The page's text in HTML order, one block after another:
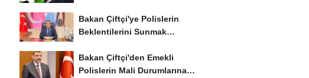
Bakan Çiftçi'ye Polislerin
Beklentilerini Sunmak
Bakan Çiftçi'den Emekli
Polislerin Mali Durumlarına